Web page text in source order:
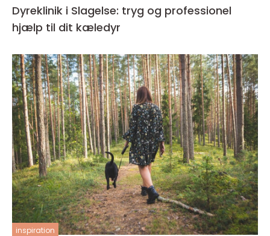
Dyreklinik i Slagelse: tryg og professionel
hjælp til dit kæledyr
inspiration